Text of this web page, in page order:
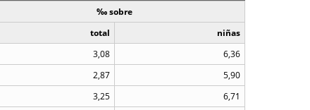
‰ sobre
total
niñas
3,08
6,36
2,87
5,90
3,25
6,71